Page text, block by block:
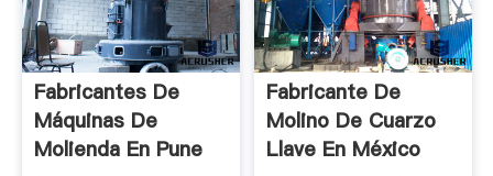
Fabricantes De
Máquinas De
Molienda En Pune
Fabricante De
Molino De Cuarzo
Llave En México